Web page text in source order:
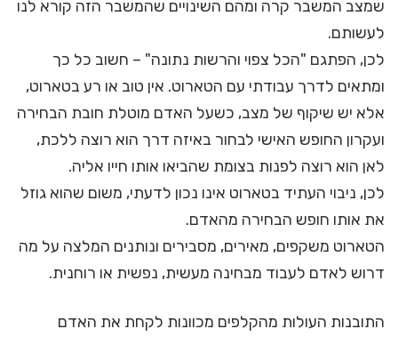
שמצב המשבר קרה ומהם השינויים שהמשבר הזה קורא לנו
לעשותם.
לכן, הפתגם "הכל צפוי והרשות נתונה" – חשוב כל כך
ומתאים לדרך עבודתי עם הטארוט. אין טוב או רע בטארוט,
אלא יש שיקוף של מצב, כשעל האדם מוטלת חובת הבחירה
ועקרון החופש האישי לבחור באיזה דרך הוא רוצה ללכת,
לאן הוא רוצה לפנות בצומת שהביאו אותו חייו אליה.
לכן, ניבוי העתיד בטארוט אינו נכון לדעתי, משום שהוא גוזל
את אותו חופש הבחירה מהאדם.
הטארוט משקפים, מאירים, מסבירים ונותנים המלצה על מה
דרוש לאדם לעבוד מבחינה מעשית, נפשית או רוחנית.
התובנות העולות מהקלפים מכוונות לקחת את האדם